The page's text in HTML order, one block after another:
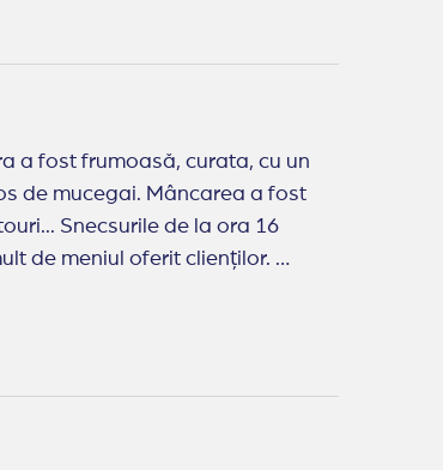
Snecsurile de la ora 16
mai mult de meniul oferit clienților.